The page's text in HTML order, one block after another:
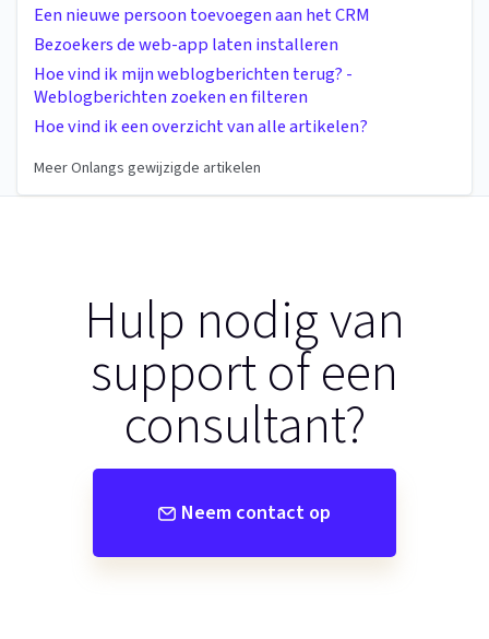
Een nieuwe persoon toevoegen aan het CRM
Bezoekers de web-app laten installeren
Hoe vind ik mijn weblogberichten terug? -
Weblogberichten zoeken en filteren
Hoe vind ik een overzicht van alle artikelen?
Meer Onlangs gewijzigde artikelen
Hulp nodig van
support of een
consultant?
Neem contact op